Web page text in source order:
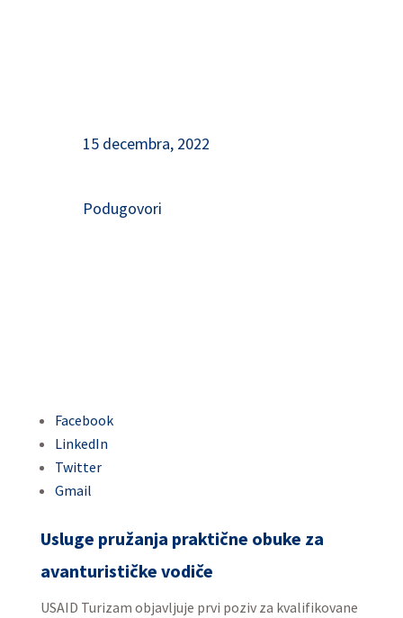
15 decembra, 2022
Podugovori
Facebook
LinkedIn
Twitter
Gmail
Usluge pružanja praktične obuke za
avanturističke vodiče
USAID Turizam objavljuje prvi poziv za kvalifikovane